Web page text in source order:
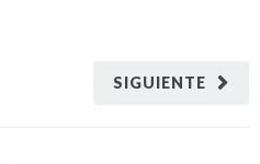
SIGUIENTE